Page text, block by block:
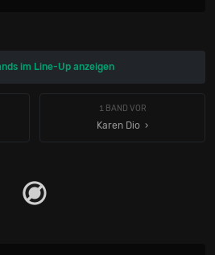
im Line-Up anzeigen
1 BAND VOR
Karen Dio